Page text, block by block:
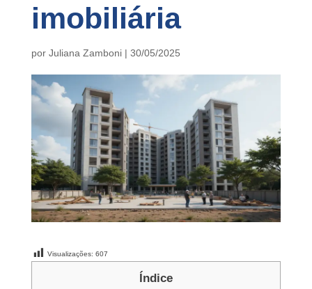
imobiliária
por Juliana Zamboni| 30/05/2025
Visualizações: 607
Índice